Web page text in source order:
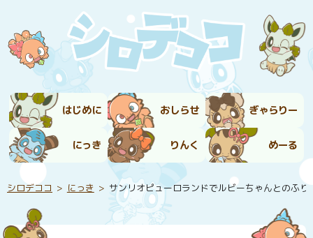
はじめに おしらせ ぎゃらりー
にっき りんく めーる
シロデココ にっき サンリオピューロランドでルビーちゃんとのふ